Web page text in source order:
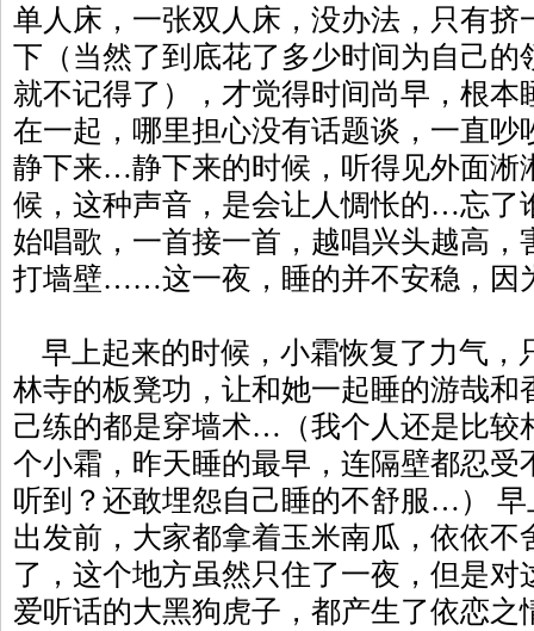
单人床，一张双人床，没办法，只有
下（当然了到底花了多少时间为自己
就不记得了），才觉得时间尚早，根
在一起，哪里担心没有话题谈，一直吵
静下来…静下来的时候，听得见外面淅
候，这种声音，是会让人惆怅的…忘了
始唱歌，一首接一首，越唱兴头越高，
打墙壁……这一夜，睡的并不安稳，因
早上起来的时候，小霜恢复了力气，
林寺的板凳功，让和她一起睡的游哉和
己练的都是穿墙术…（我个人还是比
个小霜，昨天睡的最早，连隔壁都忍受
听到？还敢埋怨自己睡的不舒服…）
出发前，大家都拿着玉米南瓜，依依
了，这个地方虽然只住了一夜，但是
爱听话的大黑狗虎子，都产生了依恋